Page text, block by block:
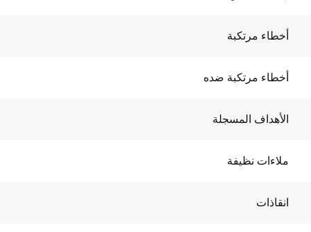
أخطاء مرتكبة
أخطاء مرتكبة ضده
الأهداف المسجلة
ملاءات نظيفة
انقاذات